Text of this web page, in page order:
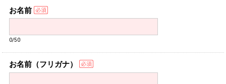
お名前
0/50
お名前（フリガナ）